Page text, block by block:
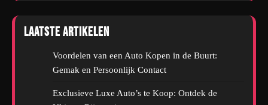
Laatste artikelen
Voordelen van een Auto Kopen in de Buurt:
Gemak en Persoonlijk Contact
Exclusieve Luxe Auto’s te Koop: Ontdek de